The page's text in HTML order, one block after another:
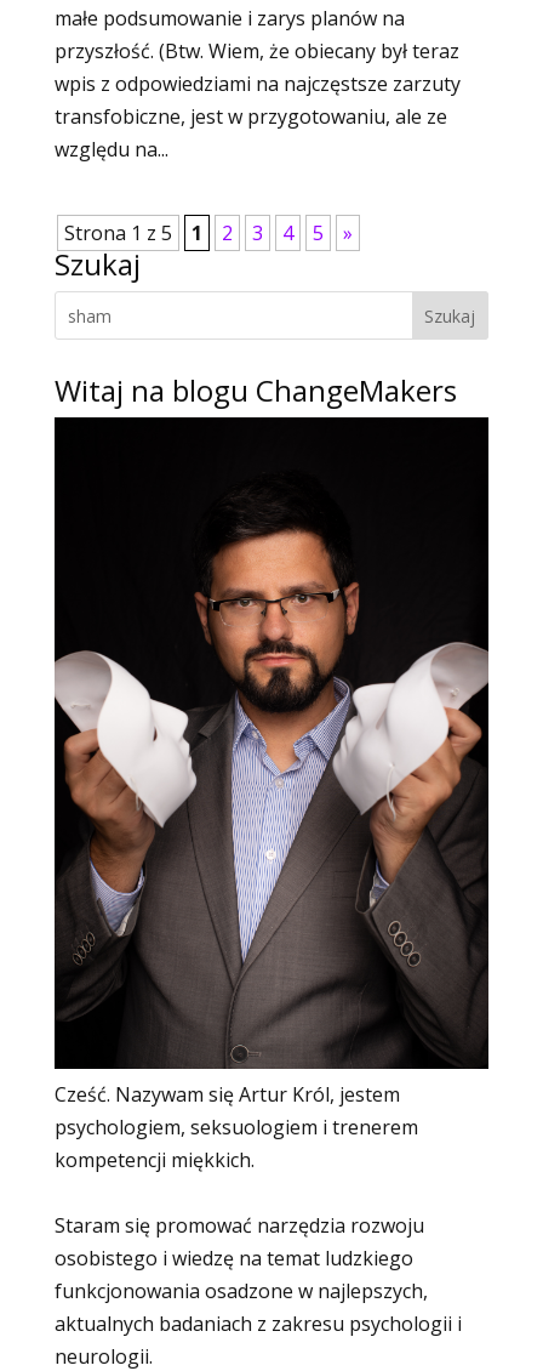
małe podsumowanie i zarys planów na
przyszłość. (Btw. Wiem, że obiecany był teraz
wpis z odpowiedziami na najczęstsze zarzuty
transfobiczne, jest w przygotowaniu, ale ze
względu na...
Strona 1 z 5 1 2 3 4 5 »
Szukaj
Witaj na blogu ChangeMakers
Cześć. Nazywam się Artur Król, jestem
psychologiem, seksuologiem i trenerem
kompetencji miękkich.
Staram się promować narzędzia rozwoju
osobistego i wiedzę na temat ludzkiego
funkcjonowania osadzone w najlepszych,
aktualnych badaniach z zakresu psychologii i
neurologii.